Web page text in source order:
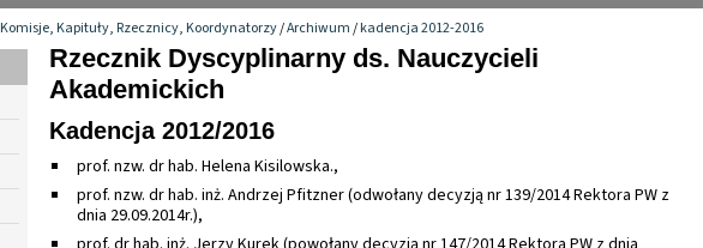
Komisje, Kapituły, Rzecznicy, Koordynatorzy/Archiwum/kadencja 2012-2016
Rzecznik Dyscyplinarny ds. Nauczycieli
Akademickich
Kadencja 2012/2016
prof. nzw. dr hab. Helena Kisilowska.,
prof. nzw. dr hab. inż. Andrzej Pfitzner (odwołany decyzją nr 139/2014 Rektora PW z
dnia 29.09.2014r.),